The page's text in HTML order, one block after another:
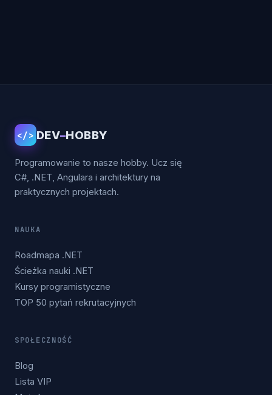
</> DEV–HOBBY
Programowanie to nasze hobby. Ucz się
C#, .NET, Angulara i architektury na
praktycznych projektach.
NAUKA
Roadmapa .NET
Ścieżka nauki .NET
Kursy programistyczne
TOP 50 pytań rekrutacyjnych
SPOŁECZNOŚĆ
Blog
Lista VIP